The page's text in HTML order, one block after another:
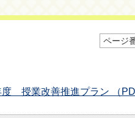
ページ
授業改善推進プラン （